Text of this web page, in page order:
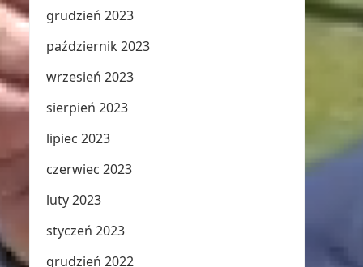
grudzień 2023
październik 2023
wrzesień 2023
sierpień 2023
lipiec 2023
czerwiec 2023
luty 2023
styczeń 2023
grudzień 2022